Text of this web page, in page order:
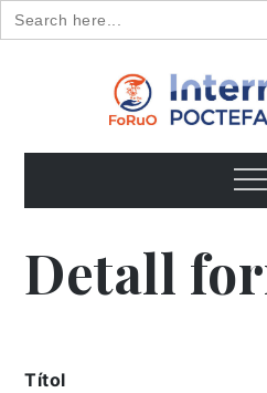
Search
for:
FoRuO Menu
Detall
Títol